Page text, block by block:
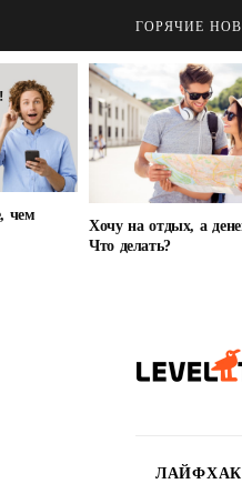
ГОРЯЧИЕ
Одно приложение
чем
Хочу на отдых, а
Что делать?